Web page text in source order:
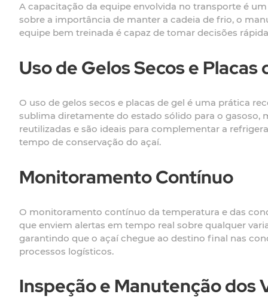
A capacitação da equipe envolvida no transporte é
sobre a importância de manter a cadeia de frio, o
equipe bem treinada é capaz de tomar decisões
Uso de Gelos Secos e Placas
O uso de gelos secos e placas de gel é uma prática
sublima diretamente do estado sólido para o gasoso,
reutilizadas e são ideais para complementar a
tempo de conservação do açaí.
Monitoramento Contínuo
O monitoramento contínuo da temperatura e das
que enviem alertas em tempo real sobre qualquer
garantindo que o açaí chegue ao destino final nas
processos logísticos.
Inspeção e Manutenção dos